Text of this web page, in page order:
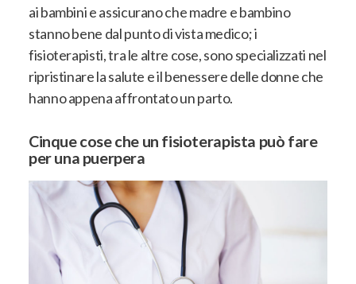
ai bambini e assicurano che madre e bambino
stanno bene dal punto di vista medico; i
fisioterapisti, tra le altre cose, sono specializzati nel
ripristinare la salute e il benessere delle donne che
hanno appena affrontato un parto.
Cinque cose che un fisioterapista può fare
per una puerpera